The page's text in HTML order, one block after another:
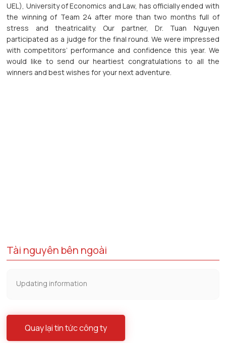
UEL), University of Economics and Law, has officially ended with
the winning of Team 24 after more than two months full of
stress and theatricality. Our partner, Dr. Tuan Nguyen
participated as a judge for the final round. We were impressed
with competitors’ performance and confidence this year. We
would like to send our heartiest congratulations to all the
winners and best wishes for your next adventure.
Tài nguyên bên ngoài
Updating information
Quay lại tin tức công ty